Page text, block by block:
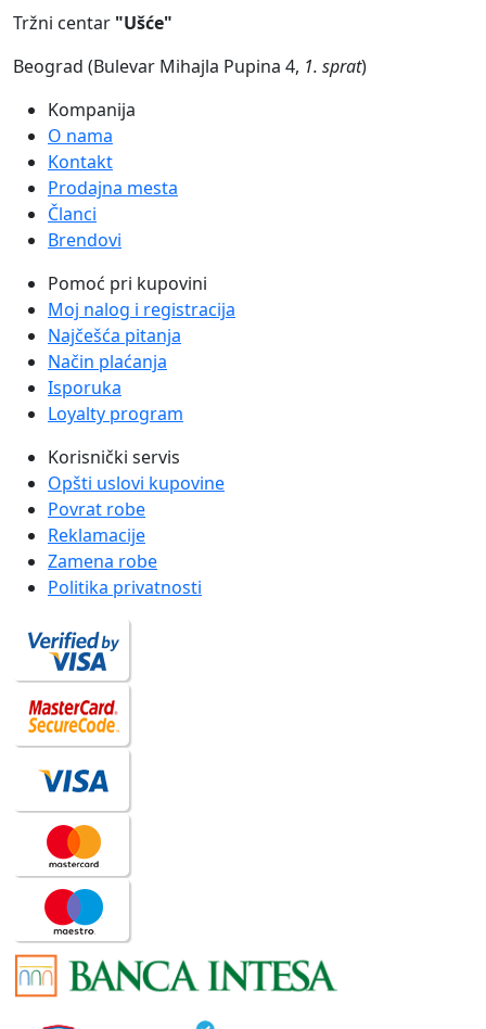
Tržni centar "Ušće"
Beograd (Bulevar Mihajla Pupina 4, 1. sprat)
Kompanija
O nama
Kontakt
Prodajna mesta
Članci
Brendovi
Pomoć pri kupovini
Moj nalog i registracija
Najčešća pitanja
Način plaćanja
Isporuka
Loyalty program
Korisnički servis
Opšti uslovi kupovine
Povrat robe
Reklamacije
Zamena robe
Politika privatnosti